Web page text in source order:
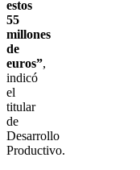
estos
55
millones
de
euros”,
indicó
el
titular
de
Desarrollo
Productivo.